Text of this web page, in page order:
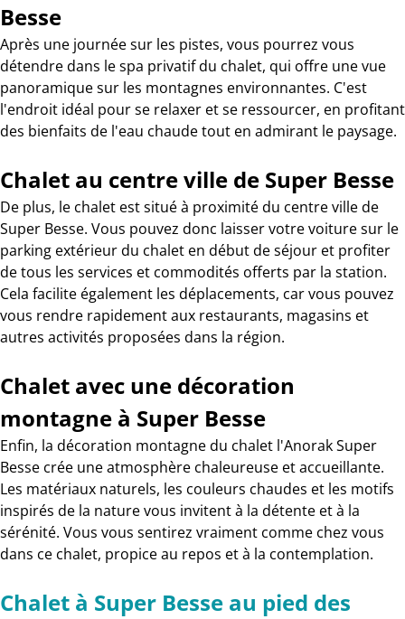
Besse
Après une journée sur les pistes, vous pourrez vous
détendre dans le spa privatif du chalet, qui offre une vue
panoramique sur les montagnes environnantes. C'est
l'endroit idéal pour se relaxer et se ressourcer, en profitant
des bienfaits de l'eau chaude tout en admirant le paysage.
Chalet au centre ville de Super Besse
De plus, le chalet est situé à proximité du centre ville de
Super Besse. Vous pouvez donc laisser votre voiture sur le
parking extérieur du chalet en début de séjour et profiter
de tous les services et commodités offerts par la station.
Cela facilite également les déplacements, car vous pouvez
vous rendre rapidement aux restaurants, magasins et
autres activités proposées dans la région.
Chalet avec une décoration
montagne à Super Besse
Enfin, la décoration montagne du chalet l'Anorak Super
Besse crée une atmosphère chaleureuse et accueillante.
Les matériaux naturels, les couleurs chaudes et les motifs
inspirés de la nature vous invitent à la détente et à la
sérénité. Vous vous sentirez vraiment comme chez vous
dans ce chalet, propice au repos et à la contemplation.
Chalet à Super Besse au pied des